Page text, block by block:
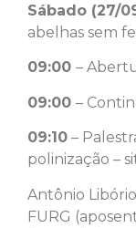
Sábado (27/
abelhas sem
09:00 –
09:00 –
09:10 –
polinização –
Antônio
FURG